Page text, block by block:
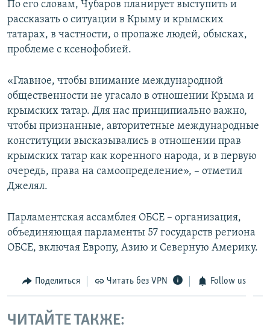
УКРАИНСКАЯ ПРОБЛЕМА КРЫМА
Все сайты RFE/RL
По его словам, Чубаров планирует выступить и
рассказать о ситуации в Крыму и крымских
татарах, в частности, о пропаже людей, обысках,
проблеме с ксенофобией.
«Главное, чтобы внимание международной
общественности не угасало в отношении Крыма и
крымских татар. Для нас принципиально важно,
чтобы признанные, авторитетные международные
конституции высказывались в отношении прав
крымских татар как коренного народа, и в первую
очередь, права на самоопределение», – отметил
Джелял.
Парламентская ассамблея ОБСЕ – организация,
объединяющая парламенты 57 государств региона
ОБСЕ, включая Европу, Азию и Северную Америку.
Поделиться Читать без VPN Follow us
ЧИТАЙТЕ ТАКЖЕ: